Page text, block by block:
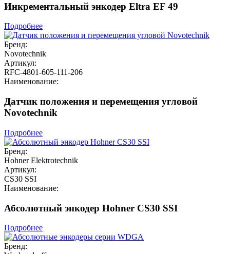
Инкрементальный энкодер Eltra EF 49
Подробнее
Бренд:
Novotechnik
Артикул:
RFC-4801-605-111-206
Наименование:
Датчик положения и перемещения угловой
Novotechnik
Подробнее
Бренд:
Hohner Elektrotechnik
Артикул:
CS30 SSI
Наименование:
Абсолютный энкодер Hohner CS30 SSI
Подробнее
Бренд: